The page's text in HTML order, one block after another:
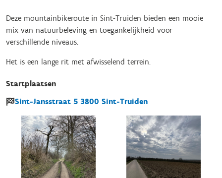
Deze mountainbikeroute in Sint-Truiden bieden een mooie
mix van natuurbeleving en toegankelijkheid voor
verschillende niveaus.
Het is een lange rit met afwisselend terrein.
Startplaatsen
Sint-Jansstraat 5 3800 Sint-Truiden